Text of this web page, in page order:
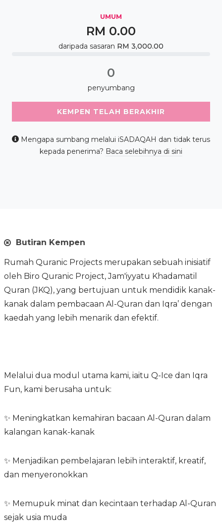
UMUM
RM 0.00
daripada sasaran RM 3,000.00
0
penyumbang
KEMPEN TELAH BERAKHIR
Mengapa sumbang melalui iSADAQAH dan tidak terus
kepada penerima? Baca selebihnya di sini
Butiran Kempen
Rumah Quranic Projects merupakan sebuah inisiatif
oleh Biro Quranic Project, Jam'iyyatu Khadamatil
Quran (JKQ), yang bertujuan untuk mendidik kanak-
kanak dalam pembacaan Al-Quran dan Iqra’ dengan
kaedah yang lebih menarik dan efektif.
Melalui dua modul utama kami, iaitu Q-Ice dan Iqra
Fun, kami berusaha untuk:
✨ Meningkatkan kemahiran bacaan Al-Quran dalam
kalangan kanak-kanak
✨ Menjadikan pembelajaran lebih interaktif, kreatif,
dan menyeronokkan
✨ Memupuk minat dan kecintaan terhadap Al-Quran
sejak usia muda